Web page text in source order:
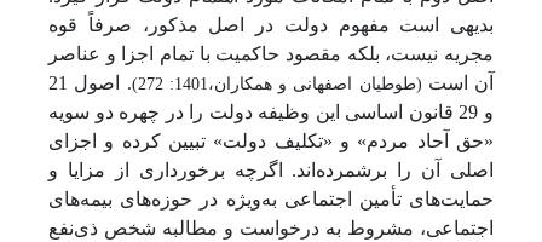
بدیهی است مفهوم دولت در اصل مذکور، صرفاً قوه
مجریه نیست، بلکه مقصود حاکمیت با تمام اجزا و عناصر
آن است (طوطیان اصفهانی و همکاران،1401: 272)
. اصول 21
و 29 قانون اساسی این وظیفه دولت را در چهره دو سویه
«حق آحاد مردم» و «تکلیف دولت» تبیین کرده و اجزای
اصلی آن را برشمرده‌اند. اگرچه برخورداری از مزایا و
حمایت‌های تأمین اجتماعی به‌ویژه در حوزه‌های بیمه‌های
اجتماعی، مشروط به درخواست و مطالبه شخص ذی‌نفع